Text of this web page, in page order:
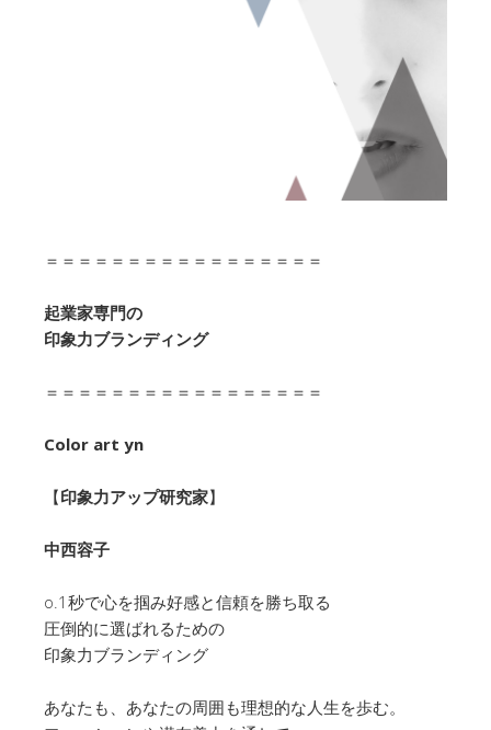
＝＝＝＝＝＝＝＝＝＝＝＝＝＝＝＝＝
起業家専門の
印象力ブランディング
＝＝＝＝＝＝＝＝＝＝＝＝＝＝＝＝＝
Color art yn
【印象力アップ研究家】
中西容子
o.1秒で心を掴み好感と信頼を勝ち取る
圧倒的に選ばれるための
印象力ブランディング
あなたも、あなたの周囲も理想的な人生を歩む。